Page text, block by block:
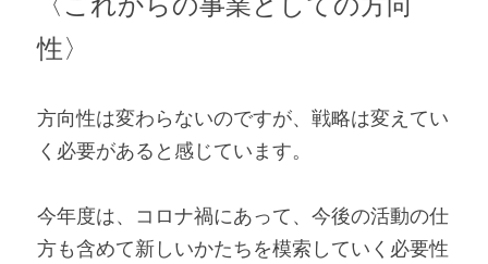
性〉
方向性は変わらないのですが、戦略は変えてい
く必要があると感じています。
今年度は、コロナ禍にあって、今後の活動の仕
方も含めて新しいかたちを模索していく必要性